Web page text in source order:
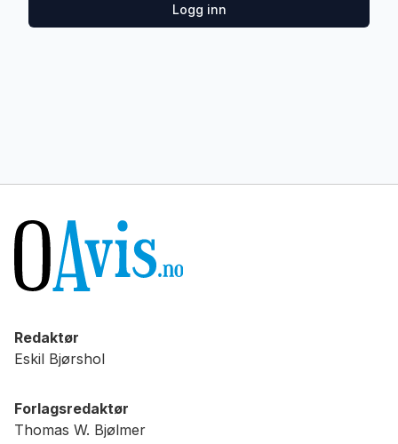
Logg inn
Redaktør
Eskil Bjørshol
Forlagsredaktør
Thomas W. Bjølmer